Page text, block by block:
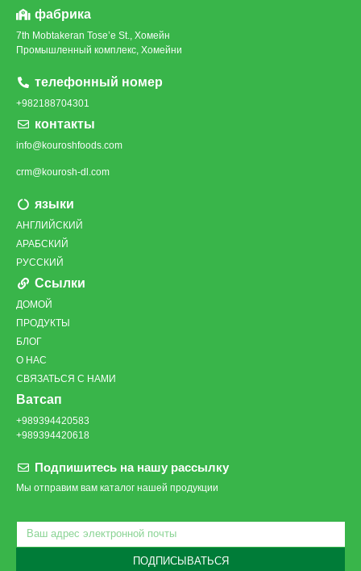
фабрика
7th Mobtakeran Tose’e St., Хомейн
Промышленный комплекс, Хомейни
телефонный номер
+982188704301
контакты
info@kouroshfoods.com
crm@kourosh-dl.com
языки
АНГЛИЙСКИЙ
АРАБСКИЙ
РУССКИЙ
Ссылки
ДОМОЙ
ПРОДУКТЫ
БЛОГ
О НАС
СВЯЗАТЬСЯ С НАМИ
Ватсап
+989394420583
+989394420618
Подпишитесь на нашу рассылку
Мы отправим вам каталог нашей продукции
ПОДПИСЫВАТЬСЯ